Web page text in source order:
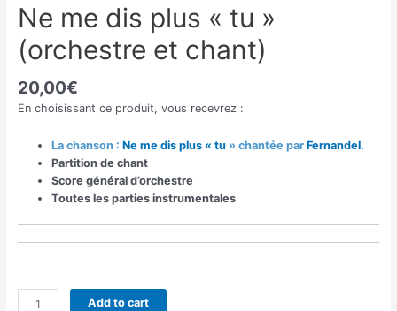
Ne me dis plus « tu »
(orchestre et chant)
20,00€
En choisissant ce produit, vous recevrez :
La chanson : Ne me dis plus « tu» chantée par Fernandel.
Partition de chant
Score général d’orchestre
Toutes les parties instrumentales
Add to cart